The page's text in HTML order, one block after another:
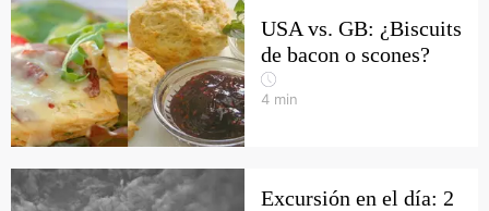
USA vs. GB: ¿Biscuits
de bacon o scones?
4 min
Excursión en el día: 2